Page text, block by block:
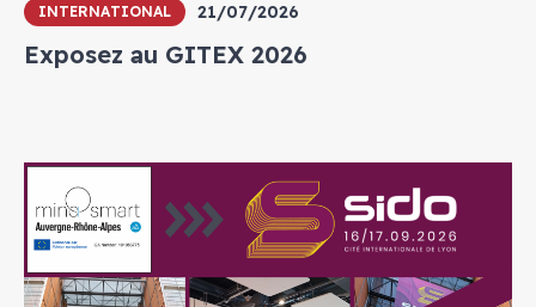
INTERNATIONAL 21/07/2026
Exposez au GITEX 2026